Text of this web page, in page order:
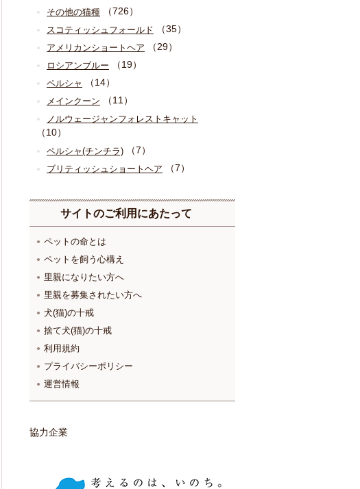
その他の猫種 （726）
スコティッシュフォールド （35）
アメリカンショートヘア （29）
ロシアンブルー （19）
ペルシャ （14）
メインクーン （11）
ノルウェージャンフォレストキャット
（10）
ペルシャ(チンチラ) （7）
ブリティッシュショートヘア （7）
サイトのご利用にあたって
ペットの命とは
ペットを飼う心構え
里親になりたい方へ
里親を募集されたい方へ
犬(猫)の十戒
捨て犬(猫)の十戒
利用規約
プライバシーポリシー
運営情報
協力企業